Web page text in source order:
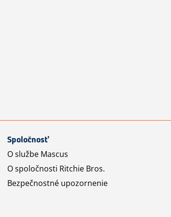
Spoločnosť
O službe Mascus
O spoločnosti Ritchie Bros.
Bezpečnostné upozornenie